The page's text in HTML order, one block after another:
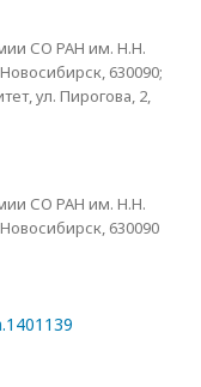
СО РАН им. Н.Н.
630090;
ул. Пирогова, 2,
СО РАН им. Н.Н.
630090